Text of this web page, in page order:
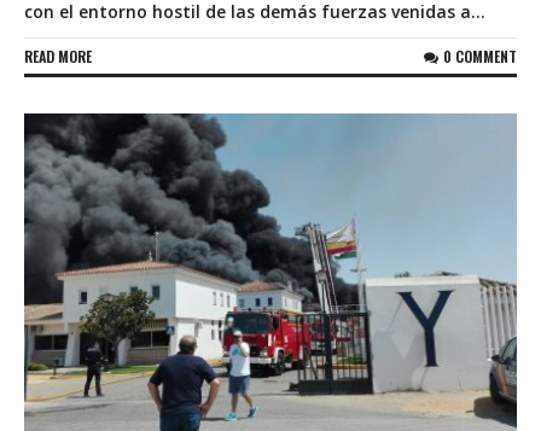
con el entorno hostil de las demás fuerzas venidas a...
READ MORE 0 COMMENT